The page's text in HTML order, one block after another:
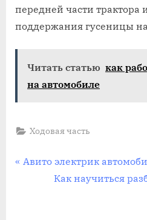
передней части
поддержания гусеницы
Читать статью как
на автомобиле
Ходовая часть
Навигация
P
Авито электрик
N
Как научиться